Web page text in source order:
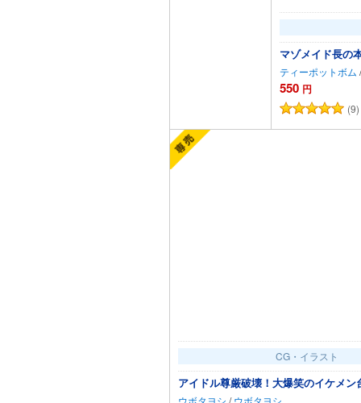
マゾメイド長の
ティーポットボム /
550 円
(9)
CG・イラスト
アイドル尊厳破壊！大爆笑のイケメン
ウボタヨシ / ウボタヨシ